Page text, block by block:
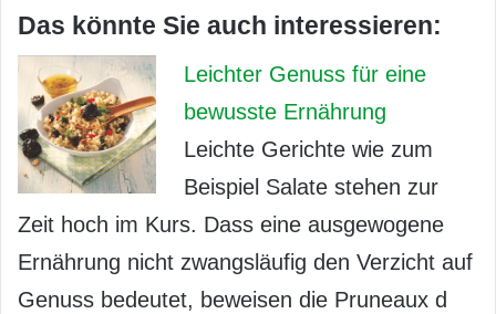
Das könnte Sie auch interessieren:
Leichter Genuss für eine
bewusste Ernährung
Leichte Gerichte wie zum
Beispiel Salate stehen zur
Zeit hoch im Kurs. Dass eine ausgewogene
Ernährung nicht zwangsläufig den Verzicht auf
Genuss bedeutet, beweisen die Pruneaux d